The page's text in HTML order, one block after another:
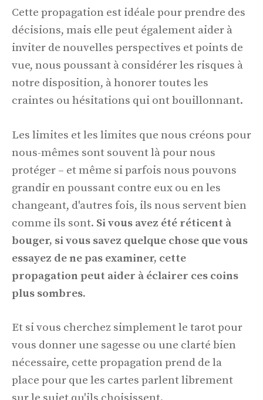
Cette propagation est idéale pour prendre des
décisions, mais elle peut également aider à
inviter de nouvelles perspectives et points de
vue, nous poussant à considérer les risques à
notre disposition, à honorer toutes les
craintes ou hésitations qui ont bouillonnant.
Les limites et les limites que nous créons pour
nous-mêmes sont souvent là pour nous
protéger – et même si parfois nous pouvons
grandir en poussant contre eux ou en les
changeant, d'autres fois, ils nous servent bien
comme ils sont. Si vous avez été réticent à
bouger, si vous savez quelque chose que vous
essayez de ne pas examiner, cette
propagation peut aider à éclairer ces coins
plus sombres.
Et si vous cherchez simplement le tarot pour
vous donner une sagesse ou une clarté bien
nécessaire, cette propagation prend de la
place pour que les cartes parlent librement